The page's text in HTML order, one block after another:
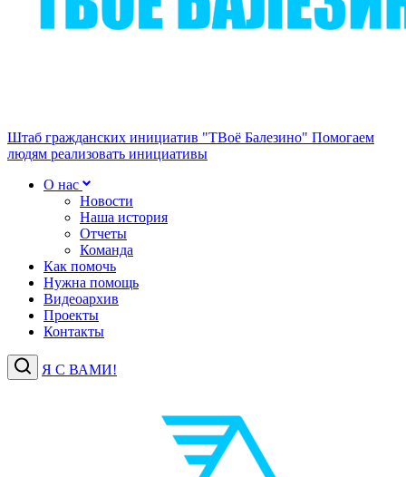
Штаб гражданских инициатив "ТВоё Балезино" Помогаем
людям реализовать инициативы
О нас
Новости
Наша история
Отчеты
Команда
Как помочь
Нужна помощь
Видеоархив
Проекты
Контакты
Я С ВАМИ!